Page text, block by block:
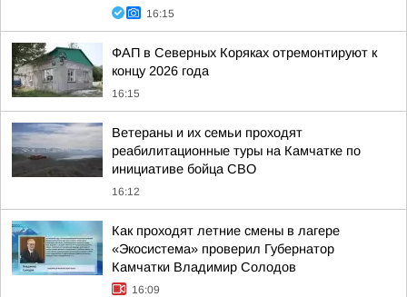
16:15
ФАП в Северных Коряках отремонтируют к
концу 2026 года
16:15
Ветераны и их семьи проходят
реабилитационные туры на Камчатке по
инициативе бойца СВО
16:12
Как проходят летние смены в лагере
«Экосистема» проверил Губернатор
Камчатки Владимир Солодов
16:09